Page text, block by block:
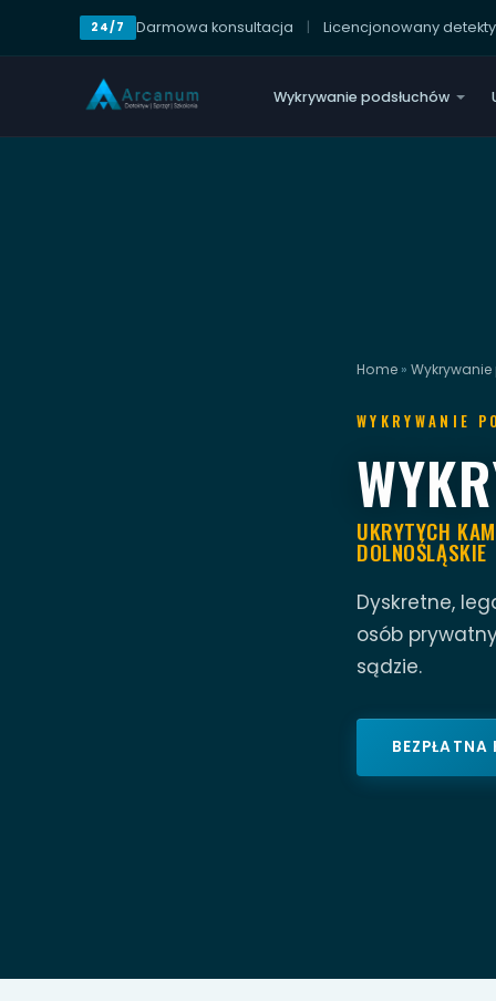
24/7 Darmowa konsultacja | Licencjonowany
Wykrywanie podsłuchów
Home »
WYKRYWANIE
UKRYTYCH
DOLNOŚLĄSKIE
Dyskretne,
osób
sądzie.